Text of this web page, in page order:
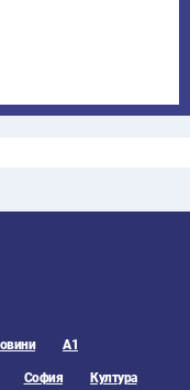
А1
София Култура